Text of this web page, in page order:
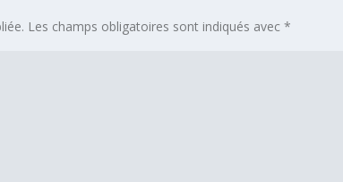
Les champs obligatoires sont indiqués avec*